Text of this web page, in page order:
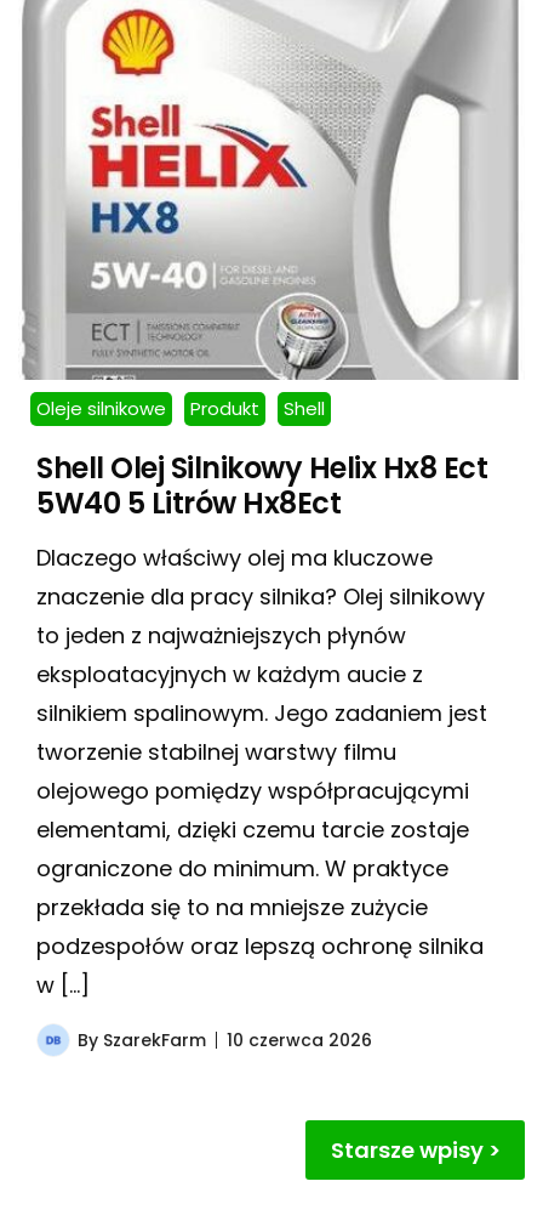
Oleje silnikowe Produkt Shell
Shell Olej Silnikowy Helix Hx8 Ect
5W40 5 Litrów Hx8Ect
Dlaczego właściwy olej ma kluczowe
znaczenie dla pracy silnika? Olej silnikowy
to jeden z najważniejszych płynów
eksploatacyjnych w każdym aucie z
silnikiem spalinowym. Jego zadaniem jest
tworzenie stabilnej warstwy filmu
olejowego pomiędzy współpracującymi
elementami, dzięki czemu tarcie zostaje
ograniczone do minimum. W praktyce
przekłada się to na mniejsze zużycie
podzespołów oraz lepszą ochronę silnika
w […]
By SzarekFarm 10 czerwca 2026
Starsze wpisy